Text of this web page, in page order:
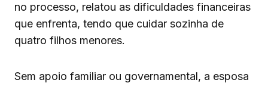
no processo, relatou as dificuldades financeiras
que enfrenta, tendo que cuidar sozinha de
quatro filhos menores.
Sem apoio familiar ou governamental, a esposa